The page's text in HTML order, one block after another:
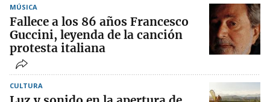
MÚSICA
Fallece a los 86 años Francesco
Guccini, leyenda de la canción
protesta italiana
CULTURA